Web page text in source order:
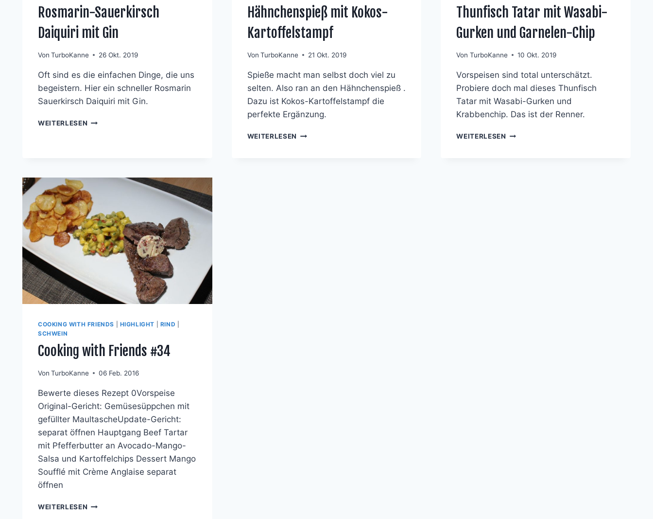
Rosmarin-Sauerkirsch
Daiquiri mit Gin
Von TurboKanne 26 Okt. 2019
Oft sind es die einfachen Dinge, die uns
begeistern. Hier ein schneller Rosmarin
Sauerkirsch Daiquiri mit Gin.
WEITERLESEN ROSMARIN-
Hähnchenspieß mit Kokos-
Kartoffelstampf
Von TurboKanne 21 Okt. 2019
Spieße macht man selbst doch viel zu
selten. Also ran an den Hähnchenspieß .
Dazu ist Kokos-Kartoffelstampf die
perfekte Ergänzung.
WEITERLESEN HÄHNCHENSPIESS M
Thunfisch Tatar mit Wasabi-
Gurken und Garnelen-Chip
Von TurboKanne 10 Okt. 2019
Vorspeisen sind total unterschätzt.
Probiere doch mal dieses Thunfisch
Tatar mit Wasabi-Gurken und
Krabbenchip. Das ist der Renner.
WEITERLESEN THUNFISCH
COOKING WITH FRIENDS HIGHLIGHT RIND
SCHWEIN
Cooking with Friends #34
Von TurboKanne 06 Feb. 2016
Bewerte dieses Rezept 0Vorspeise
Original-Gericht: Gemüsesüppchen mit
gefüllter MaultascheUpdate-Gericht:
separat öffnen Hauptgang Beef Tartar
mit Pfefferbutter an Avocado-Mango-
Salsa und Kartoffelchips Dessert Mango
Soufflé mit Crème Anglaise separat
öffnen
WEITERLESEN COOKING